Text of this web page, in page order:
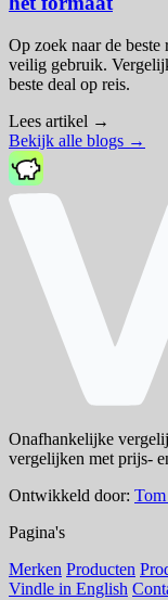
Op zoek naar de
veilig gebruik.
beste deal op reis.
Lees artikel →
Bekijk alle blogs →
Onafhankelijke
vergelijken met prijs-
Ontwikkeld door:
Pagina's
Merken Producten
Vindle in English